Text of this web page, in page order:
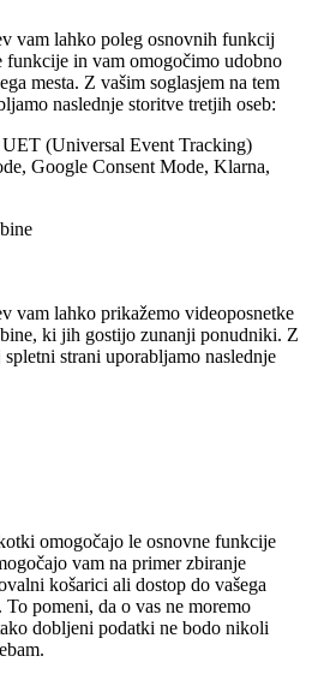
vam lahko poleg osnovnih funkcij
funkcije in vam omogočimo udobno
mesta. Z vašim soglasjem na tem
naslednje storitve tretjih oseb:
(Universal Event Tracking)
Google Consent Mode, Klarna,
vam lahko prikažemo videoposnetke
ki jih gostijo zunanji ponudniki. Z
strani uporabljamo naslednje
omogočajo le osnovne funkcije
vam na primer zbiranje
košarici ali dostop do vašega
To pomeni, da o vas ne moremo
dobljeni podatki ne bodo nikoli